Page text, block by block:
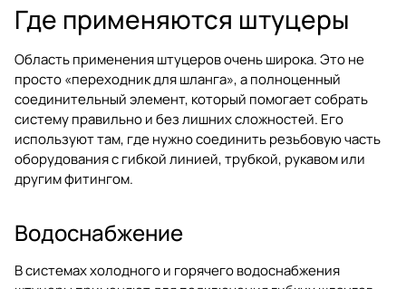
Где применяются штуцеры
Область применения штуцеров очень широка. Это не
просто «переходник для шланга», а полноценный
соединительный элемент, который помогает собрать
систему правильно и без лишних сложностей. Его
используют там, где нужно соединить резьбовую часть
оборудования с гибкой линией, трубкой, рукавом или
другим фитингом.
Водоснабжение
В системах холодного и горячего водоснабжения